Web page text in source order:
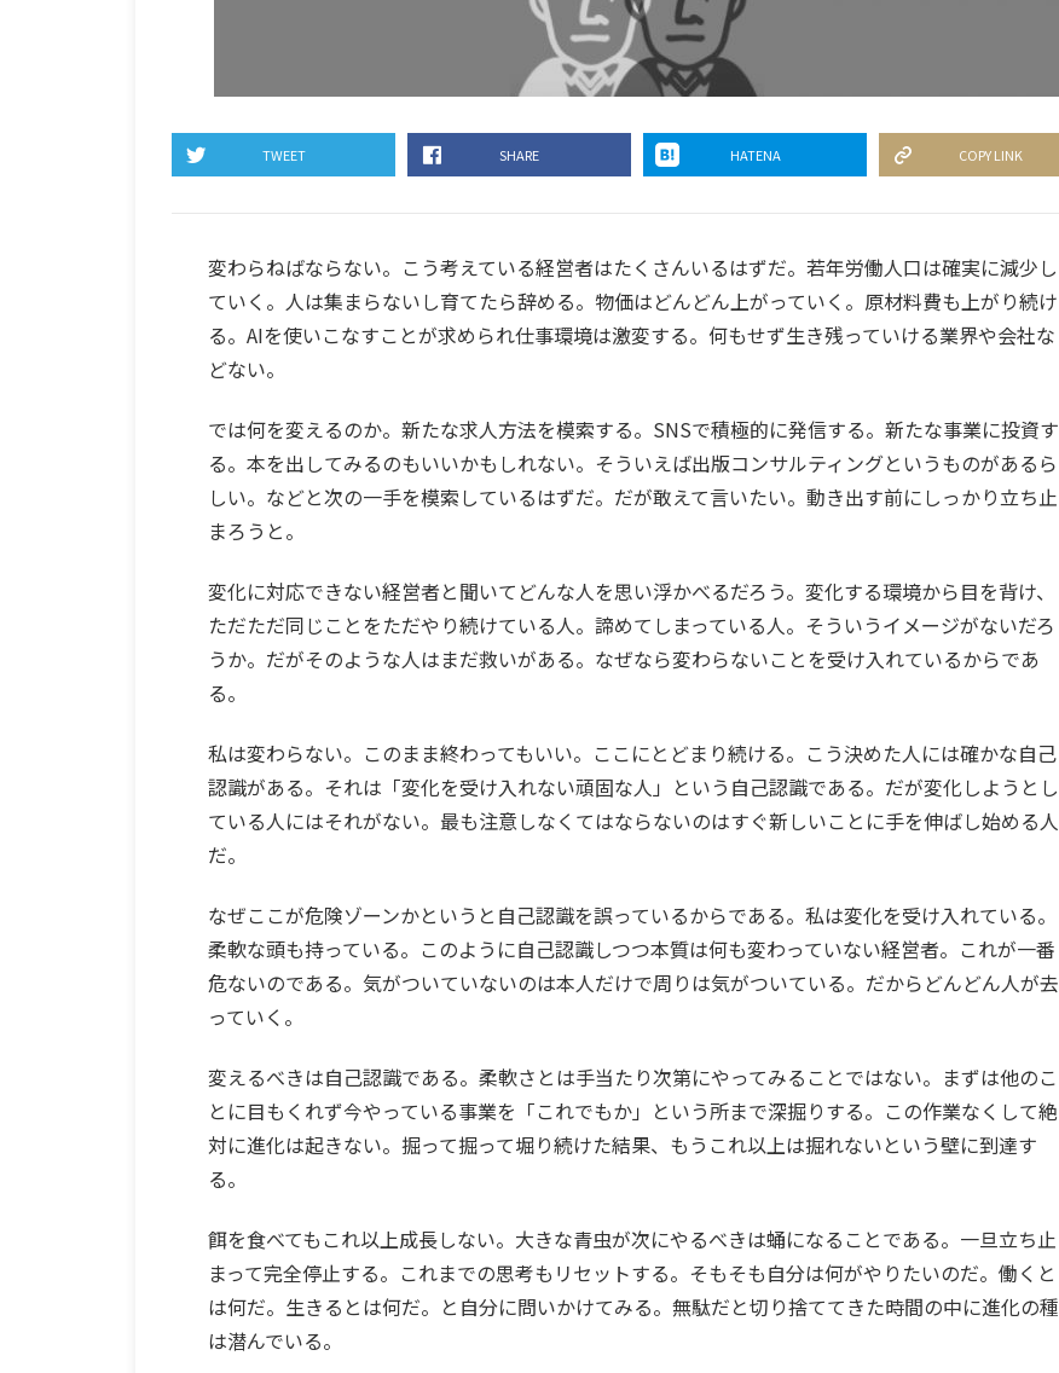
TWEET SHARE HATENA COPY LINK
変わらねばならない。こう考えている経営者はたくさんいるはずだ。若年労働人口は確実に減少し
ていく。人は集まらないし育てたら辞める。物価はどんどん上がっていく。原材料費も上がり続け
る。AIを使いこなすことが求められ仕事環境は激変する。何もせず生き残っていける業界や会社な
どない。
では何を変えるのか。新たな求人方法を模索する。SNSで積極的に発信する。新たな事業に投資す
る。本を出してみるのもいいかもしれない。そういえば出版コンサルティングというものがあるら
しい。などと次の一手を模索しているはずだ。だが敢えて言いたい。動き出す前にしっかり立ち止
まろうと。
変化に対応できない経営者と聞いてどんな人を思い浮かべるだろう。変化する環境から目を背け、
ただただ同じことをただやり続けている人。諦めてしまっている人。そういうイメージがないだろ
うか。だがそのような人はまだ救いがある。なぜなら変わらないことを受け入れているからであ
る。
私は変わらない。このまま終わってもいい。ここにとどまり続ける。こう決めた人には確かな自己
認識がある。それは「変化を受け入れない頑固な人」という自己認識である。だが変化しようとし
ている人にはそれがない。最も注意しなくてはならないのはすぐ新しいことに手を伸ばし始める人
だ。
なぜここが危険ゾーンかというと自己認識を誤っているからである。私は変化を受け入れている。
柔軟な頭も持っている。このように自己認識しつつ本質は何も変わっていない経営者。これが一番
危ないのである。気がついていないのは本人だけで周りは気がついている。だからどんどん人が去
っていく。
変えるべきは自己認識である。柔軟さとは手当たり次第にやってみることではない。まずは他のこ
とに目もくれず今やっている事業を「これでもか」という所まで深掘りする。この作業なくして絶
対に進化は起きない。掘って掘って堀り続けた結果、もうこれ以上は掘れないという壁に到達す
る。
餌を食べてもこれ以上成長しない。大きな青虫が次にやるべきは蛹になることである。一旦立ち止
まって完全停止する。これまでの思考もリセットする。そもそも自分は何がやりたいのだ。働くと
は何だ。生きるとは何だ。と自分に問いかけてみる。無駄だと切り捨ててきた時間の中に進化の種
は潜んでいる。